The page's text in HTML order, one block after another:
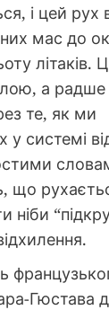
і цей рух
мас до
а радше
те, як ми
у системі
що
ніби
Гюстава